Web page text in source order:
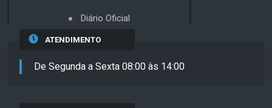
Diário Oficial
ATENDIMENTO
De Segunda a Sexta 08:00 às 14:00